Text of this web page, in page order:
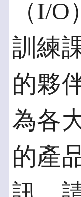
（I/
訓練
的夥
為各
的產